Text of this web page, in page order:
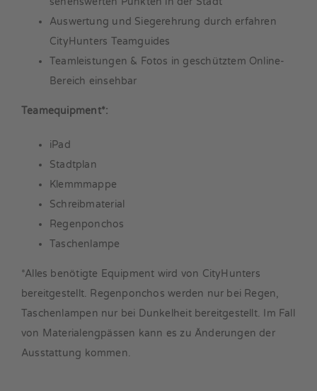
Auswertung und Siegerehrung durch erfahren
CityHunters Teamguides
Teamleistungen & Fotos in geschütztem Online-
Bereich einsehbar
Teamequipment*:
iPad
Stadtplan
Klemmmappe
Schreibmaterial
Regenponchos
Taschenlampe
*Alles benötigte Equipment wird von CityHunters
bereitgestellt. Regenponchos werden nur bei Regen,
Taschenlampen nur bei Dunkelheit bereitgestellt. Im Fall
von Materialengpässen kann es zu Änderungen der
Ausstattung kommen.